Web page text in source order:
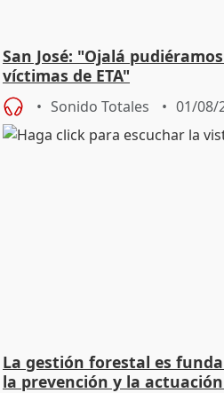
San José: "Ojalá
víctimas de ETA"
Sonido Totales 01/08/
La gestión forestal es
la prevención y la